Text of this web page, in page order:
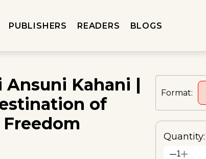
PUBLISHERS READERS BLOGS
Ansuni Kahani |
of
Freedom
Format:
Quantity:
1